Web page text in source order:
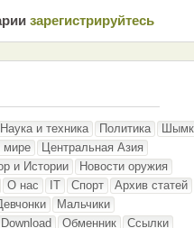
зарeгиcтрирyйтeсь
Наука и техника Политика
мире
Центральная Азия
и Истории
Новости оружия
О нас IT Спорт
Архив статей
Мальчики
Download Обменник
Ссылки